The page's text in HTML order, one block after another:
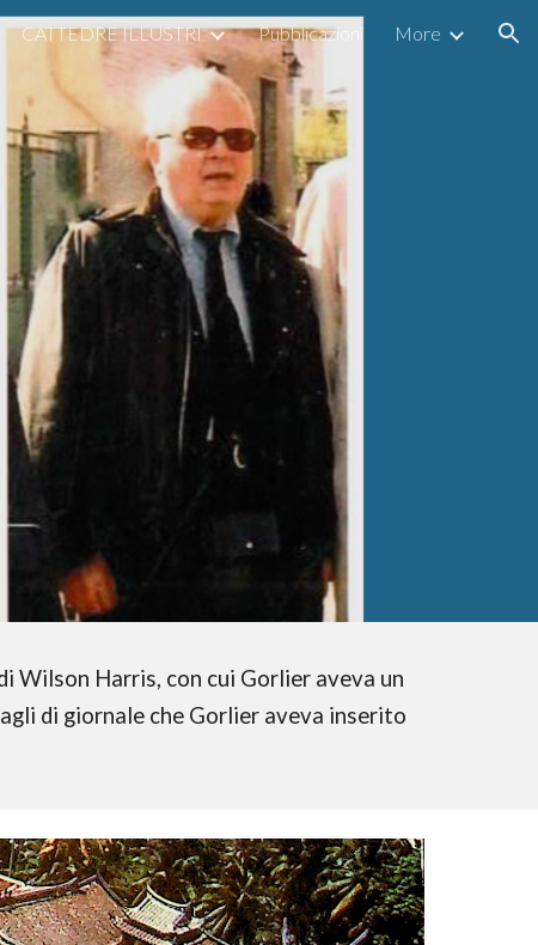
CATTEDRE ILLUSTRI Pubblicazioni More
Wilson Harris, con cui Gorlier aveva un
di giornale che Gorlier aveva inserito